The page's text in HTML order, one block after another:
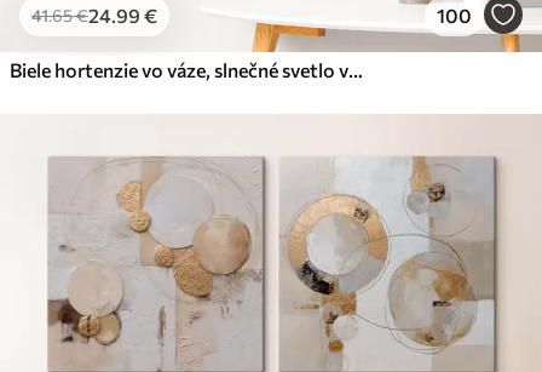
41.65€24.99 € 100
Biele hortenzie vo váze, slnečné svetlo v okne, olejomaľba